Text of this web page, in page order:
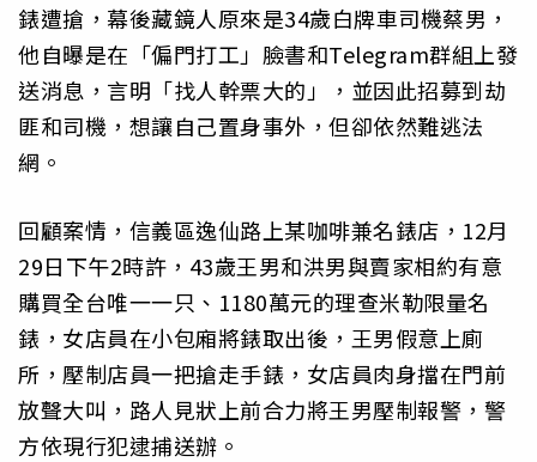
錶遭搶，幕後藏鏡人原來是34歲白牌車司機蔡男，
他自曝是在「偏門打工」臉書和Telegram群組上發
送消息，言明「找人幹票大的」，並因此招募到劫
匪和司機，想讓自己置身事外，但卻依然難逃法
網。
回顧案情，信義區逸仙路上某咖啡兼名錶店，12月
29日下午2時許，43歲王男和洪男與賣家相約有意
購買全台唯一一只、1180萬元的理查米勒限量名
錶，女店員在小包廂將錶取出後，王男假意上廁
所，壓制店員一把搶走手錶，女店員肉身擋在門前
放聲大叫，路人見狀上前合力將王男壓制報警，警
方依現行犯逮捕送辦。